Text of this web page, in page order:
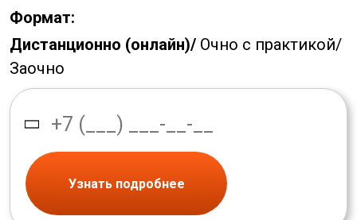
Формат:
Дистанционно (онлайн)/ Очно с практикой/
Заочно
Узнать подробнее